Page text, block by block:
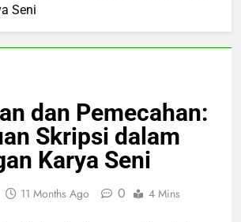
Seni
dan Pemecahan:
Skripsi dalam
Karya Seni
11 Months Ago 0 4 Mins